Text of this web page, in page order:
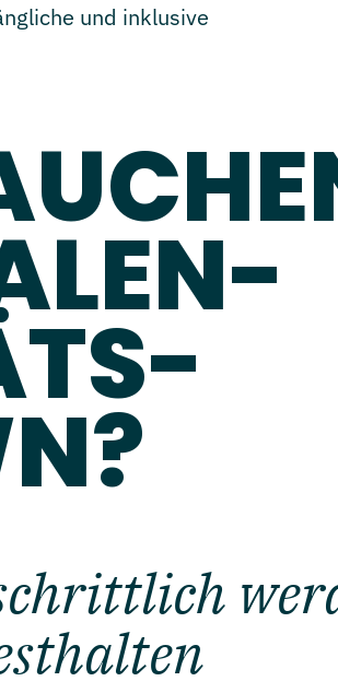
und inklusive